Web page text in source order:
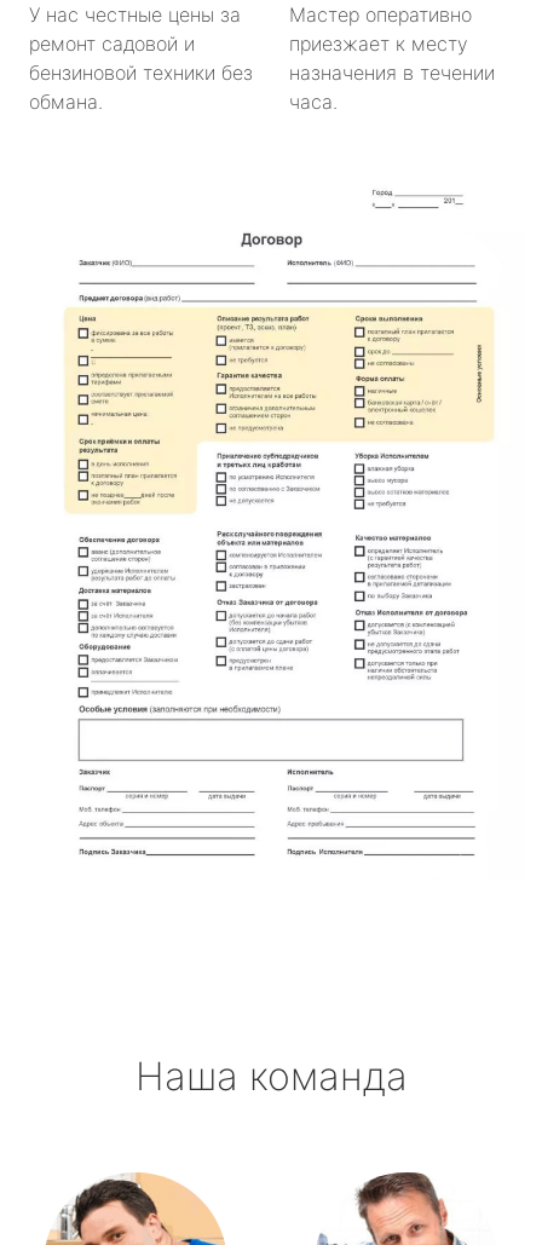
У нас честные цены за
ремонт садовой и
бензиновой техники без
обмана.
Мастер оперативно
приезжает к месту
назначения в течении
часа.
Наша команда